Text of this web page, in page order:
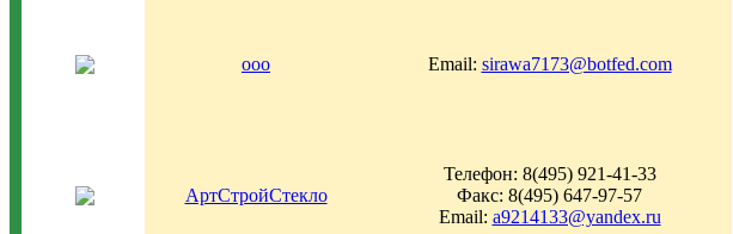
ооо Email: sirawa7173@botfed.com
АртСтройСтекло
Телефон: 8(495) 921-41-33
Факс: 8(495) 647-97-57
Email: a9214133@yandex.ru